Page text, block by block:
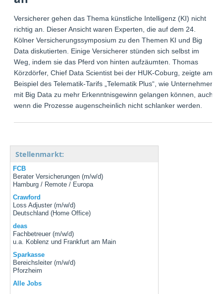
Versicherer gehen das Thema künstliche Intelligenz (KI) nicht
richtig an. Dieser Ansicht waren Experten, die auf dem 24.
Kölner Versicherungssymposium zu den Themen KI und Big
Data diskutierten. Einige Versicherer stünden sich selbst im
Weg, indem sie das Pferd von hinten aufzäumten. Thomas
Körzdörfer, Chief Data Scientist bei der HUK-Coburg, zeigte am
Beispiel des Telematik-Tarifs „Telematik Plus“, wie Unternehmen
mit Big Data zu mehr Erkenntnisgewinn gelangen können, auch
wenn die Prozesse augenscheinlich nicht schlanker werden.
Stellenmarkt:
FCB
Berater Versicherungen (m/w/d)
Hamburg / Remote / Europa
Crawford
Loss Adjuster (m/w/d)
Deutschland (Home Office)
deas
Fachbetreuer (m/w/d)
u.a. Koblenz und Frankfurt am Main
Sparkasse
Bereichsleiter (m/w/d)
Pforzheim
Alle Jobs